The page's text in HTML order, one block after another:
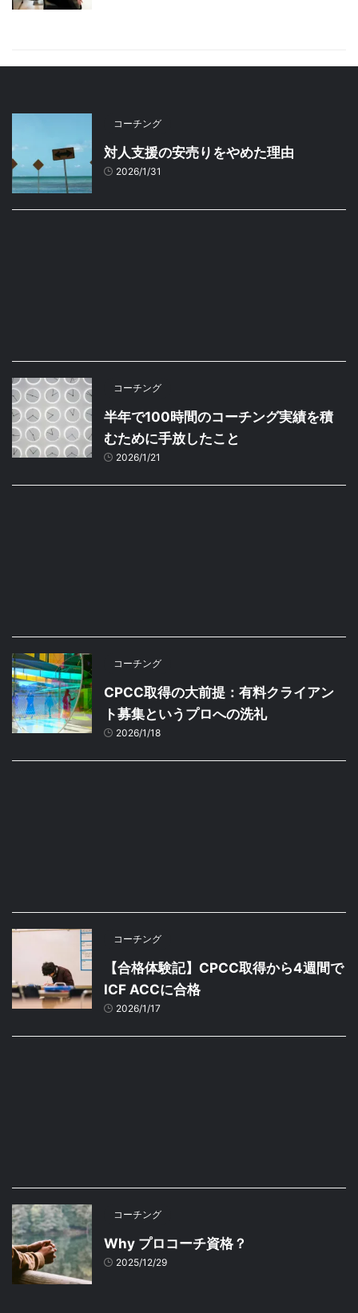
コーチング
対人支援の安売りをやめた理由
2026/1/31
コーチング
半年で100時間のコーチング実績を積
むために手放したこと
2026/1/21
コーチング
CPCC取得の大前提：有料クライアン
ト募集というプロへの洗礼
2026/1/18
コーチング
【合格体験記】CPCC取得から4週間で
ICF ACCに合格
2026/1/17
コーチング
Why プロコーチ資格？
2025/12/29